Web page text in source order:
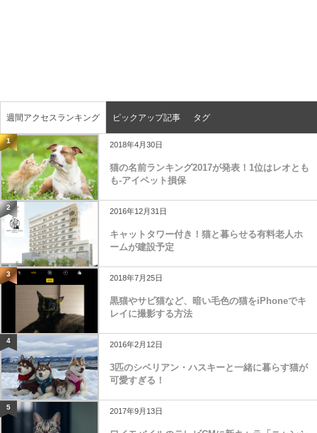
週間アクセスランキング ピックアップ記事 タグ
1 2018年4月30日
猫の名前ランキング2017が発表！1位はレオとも
も-アイペット損保
2 2016年12月31日
キャットタワー付き！猫と暮らせる有料老人ホ
ームが建設予定
3 2018年7月25日
黒猫やサビ猫など、暗い毛色の猫をiPhoneでキ
レイに撮影する方法
4 2016年2月12日
3匹のシベリアン・ハスキーと一緒に暮らす猫が
可愛すぎる！
5 2017年9月13日